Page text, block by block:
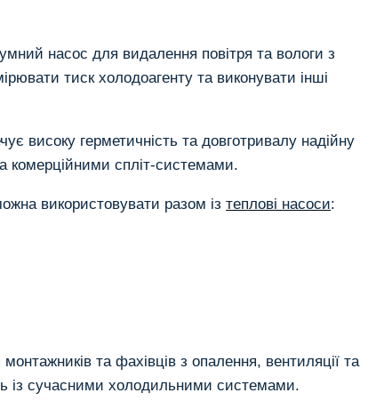
насос для видалення повітря та вологи з
тиск холодоагенту та виконувати інші
високу герметичність та довготривалу надійну
комерційними спліт-системами.
використовувати разом ізтеплові насоси:
та фахівців з опалення, вентиляції та
із сучасними холодильними системами.